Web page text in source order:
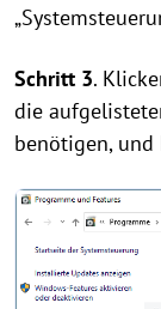
Schritt 3.
die
benötigen, und